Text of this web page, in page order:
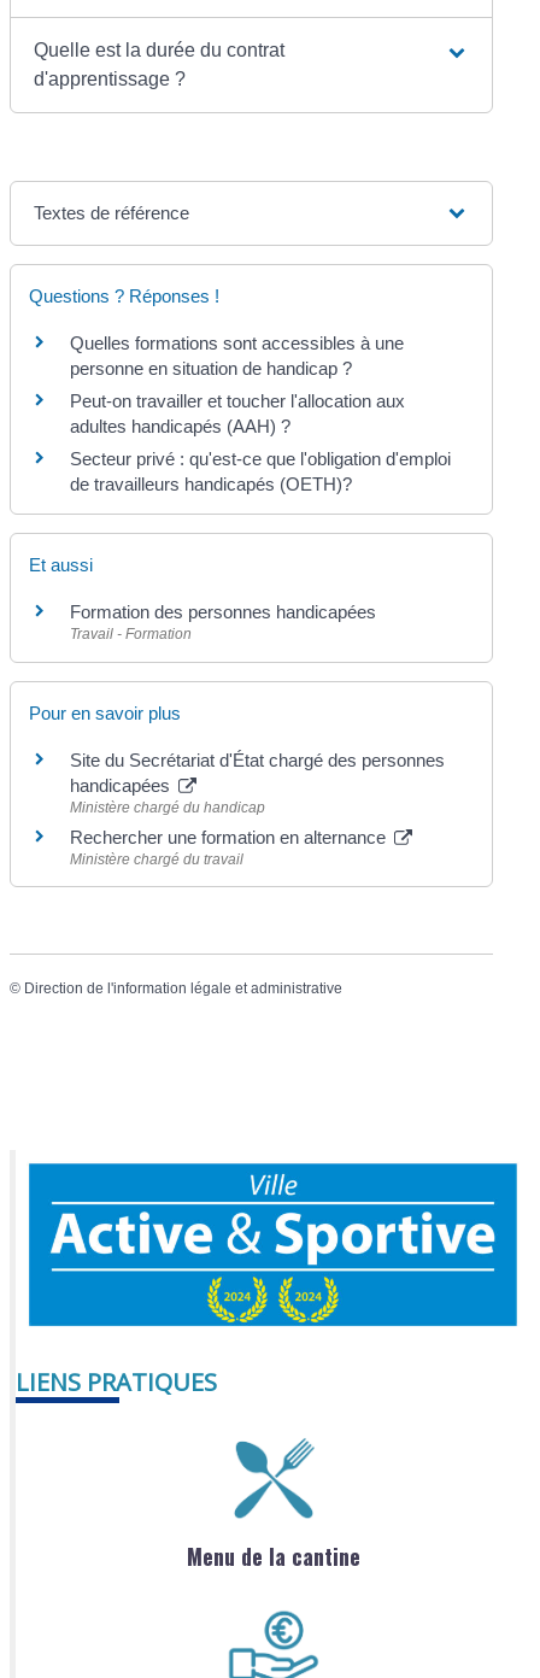
Quelle est la durée du contrat
d'apprentissage ?
Textes de référence
Questions ? Réponses !
Quelles formations sont accessibles à une
personne en situation de handicap ?
Peut-on travailler et toucher l'allocation aux
adultes handicapés (AAH) ?
Secteur privé : qu'est-ce que l'obligation d'emploi
de travailleurs handicapés (OETH)?
Et aussi
Formation des personnes handicapées
Travail - Formation
Pour en savoir plus
Site du Secrétariat d'État chargé des personnes
handicapées
Ministère chargé du handicap
Rechercher une formation en alternance
Ministère chargé du travail
© Direction de l'information légale et administrative
LIENS PRATIQUES
Menu de la cantine